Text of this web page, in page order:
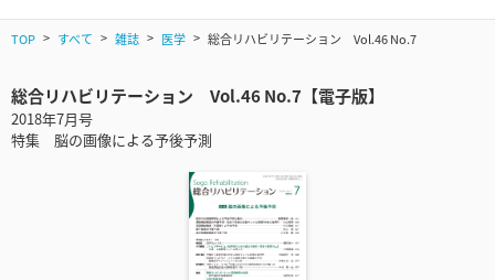
TOP すべて 雑誌 医学 総合リハビリテーション Vol.46 No.7
総合リハビリテーション Vol.46 No.7【電子版】
2018年7月号
特集 脳の画像による予後予測